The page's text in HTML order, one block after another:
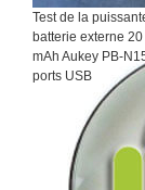
Test de la
batterie externe
mAh Aukey PB-
ports USB